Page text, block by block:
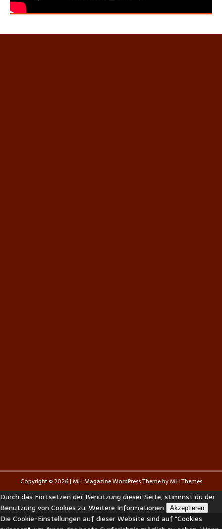
Copyright © 2026 | MH Magazine WordPress Theme byMH Themes
Durch das Fortsetzen der Benutzung dieser Seite, stimmst du der
Benutzung von Cookies zu. Weitere Informationen Akzeptieren
Die Cookie-Einstellungen auf dieser Website sind auf "Cookies